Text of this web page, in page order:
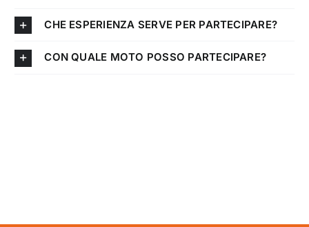
CHE ESPERIENZA SERVE PER PARTECIPARE?
CON QUALE MOTO POSSO PARTECIPARE?